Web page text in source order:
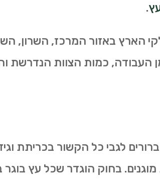
.
הארץ באזור המרכז, השרון,
כמות הצוות הנדרשת
מוגנים. בחוק הוגדר שכל עץ